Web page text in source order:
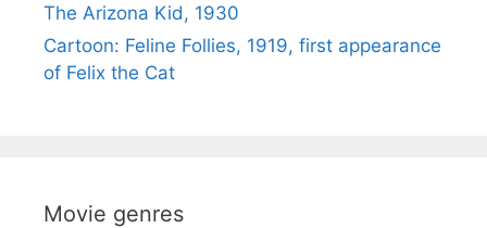
The Arizona Kid, 1930
Cartoon: Feline Follies, 1919, first appearance
of Felix the Cat
Movie genres